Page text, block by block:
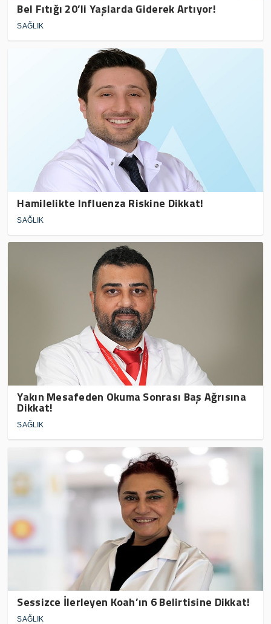
Bel Fıtığı 20’li Yaşlarda Giderek Artıyor!
SAĞLIK
Hamilelikte Influenza Riskine Dikkat!
SAĞLIK
Yakın Mesafeden Okuma Sonrası Baş Ağrısına
Dikkat!
SAĞLIK
Sessizce İlerleyen Koah’ın 6 Belirtisine Dikkat!
SAĞLIK